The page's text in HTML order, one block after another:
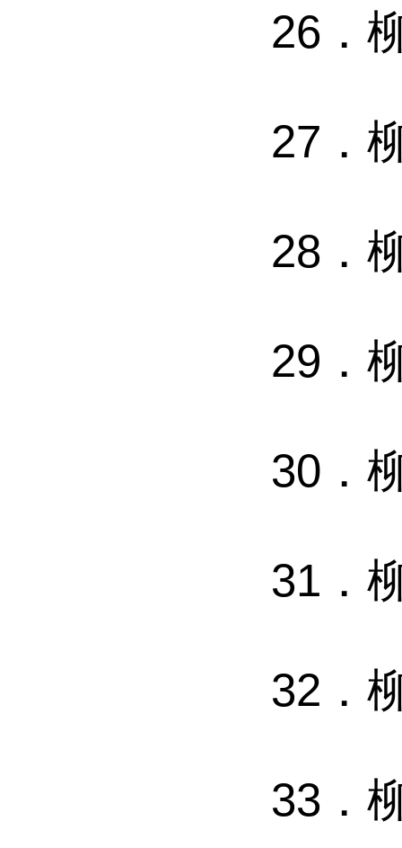
26 ．
27 ．
28 ．
29 ．
30．
31 ．
32．
33．